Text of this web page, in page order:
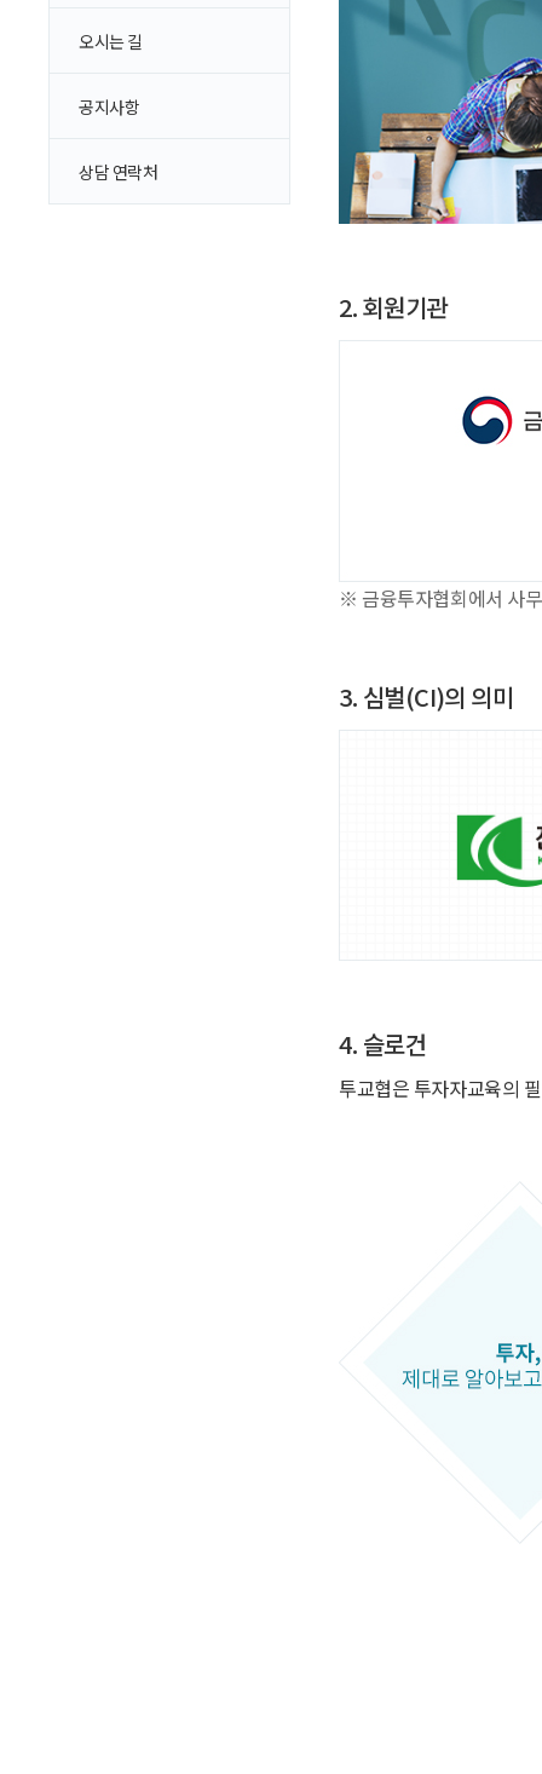
오시는 길
공지사항
상담 연락처
2. 회원기관
※ 금융투자협회에서 사
3. 심벌(CI)의 의미
4. 슬로건
투교협은 투자자교육의